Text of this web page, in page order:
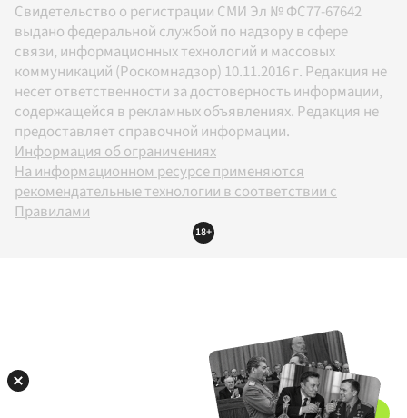
Свидетельство о регистрации СМИ Эл № ФС77-67642
выдано федеральной службой по надзору в сфере
связи, информационных технологий и массовых
коммуникаций (Роскомнадзор) 10.11.2016 г. Редакция не
несет ответственности за достоверность информации,
содержащейся в рекламных объявлениях. Редакция не
предоставляет справочной информации.
Информация об ограничениях
На информационном ресурсе применяются
рекомендательные технологии в соответствии с
Правилами
18+